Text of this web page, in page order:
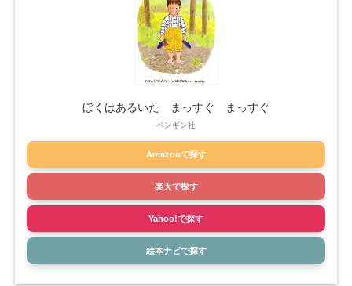
ぼくはあるいた まっすぐ まっすぐ
ペンギン社
Amazonで探す
楽天で探す
Yahoo!で探す
絵本ナビで探す